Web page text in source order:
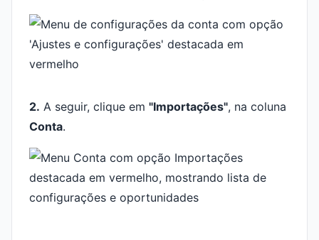
2. A seguir, clique em "Importações", na coluna
Conta.